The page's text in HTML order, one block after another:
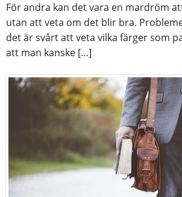
För andra kan det vara en mardröm
utan att veta om det blir bra.
det är svårt att veta vilka färger som
att man kanske […]